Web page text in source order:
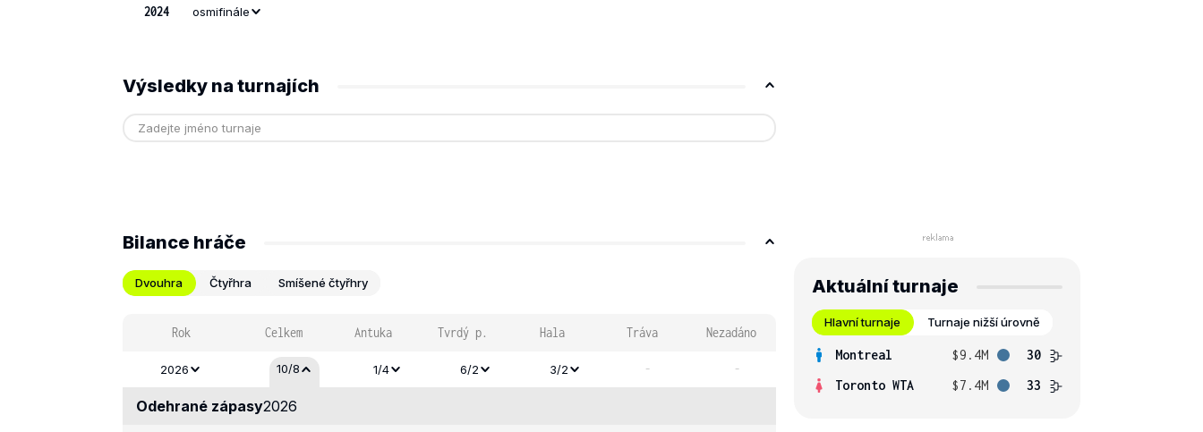
2024 osmifinále
Výsledky na turnajích
Bilance hráče
Dvouhra Čtyřhra Smíšené čtyřhry
Rok Celkem Antuka Tvrdý p. Hala Tráva Nezadáno
2026 10/8 1/4 6/2 3/2 - -
Odehrané zápasy2026
Aktuální turnaje
Hlavní turnaje Turnaje nižší úrovně
Montreal $9.4M
30
Toronto WTA
$7.4M 33